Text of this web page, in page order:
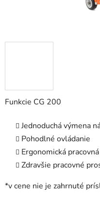
Funkcie CG 200
Jednoduchá výmena
Pohodlné ovládanie
Ergonomická
Zdravšie pracovné
*v cene nie je zahrnuté